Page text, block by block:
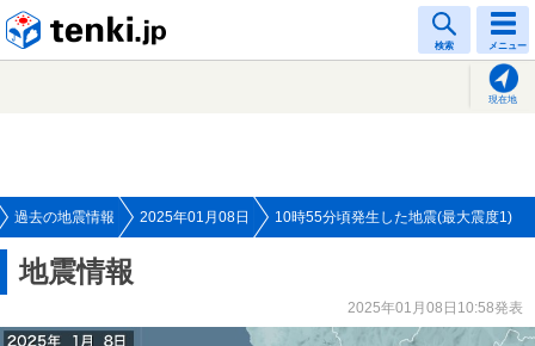
検索 メニュー
現在地
過去の地震情報 2025年01月08日 10時55分頃発生した地震(最大震度1)
地震情報
2025年01月08日10:58発表